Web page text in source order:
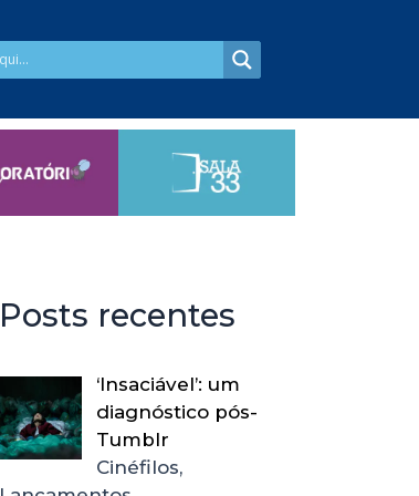
Posts recentes
‘Insaciável’: um
diagnóstico pós-
Tumblr
Cinéfilos,